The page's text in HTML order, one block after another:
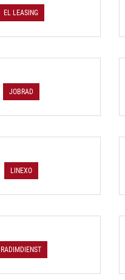
EL LEASING
JOBRAD
LINEXO
RADIMDIENST